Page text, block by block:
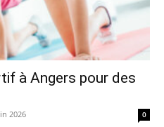
à Angers pour des
2026 0